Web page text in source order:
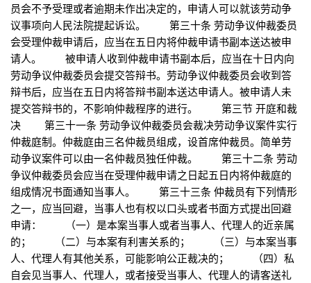
员会不予受理或者逾期未作出决定的，申请人可以就该劳动争
议事项向人民法院提起诉讼。 第三十条 劳动争议仲裁委员
会受理仲裁申请后，应当在五日内将仲裁申请书副本送达被申
请人。 被申请人收到仲裁申请书副本后，应当在十日内向
劳动争议仲裁委员会提交答辩书。劳动争议仲裁委员会收到答
辩书后，应当在五日内将答辩书副本送达申请人。被申请人未
提交答辩书的，不影响仲裁程序的进行。 第三节 开庭和裁
决 第三十一条 劳动争议仲裁委员会裁决劳动争议案件实行
仲裁庭制。仲裁庭由三名仲裁员组成，设首席仲裁员。简单劳
动争议案件可以由一名仲裁员独任仲裁。 第三十二条 劳动
争议仲裁委员会应当在受理仲裁申请之日起五日内将仲裁庭的
组成情况书面通知当事人。 第三十三条 仲裁员有下列情形
之一，应当回避，当事人也有权以口头或者书面方式提出回避
申请： （一）是本案当事人或者当事人、代理人的近亲属
的； （二）与本案有利害关系的； （三）与本案当事
人、代理人有其他关系，可能影响公正裁决的； （四）私
自会见当事人、代理人，或者接受当事人、代理人的请客送礼